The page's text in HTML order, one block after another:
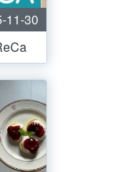
11-30